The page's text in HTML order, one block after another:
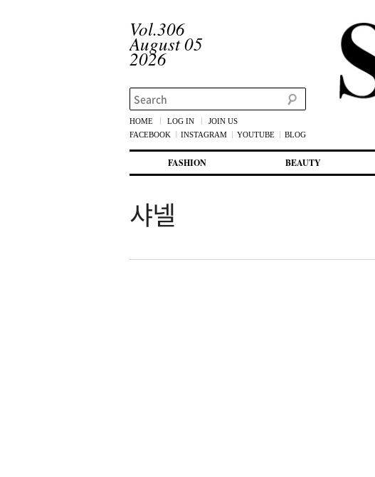
Vol.306
August 05
2026
Search
HOME LOG IN
JOIN US
FACEBOOK
INSTAGRAM YOUTUBE BLOG
첫번째 컨텐츠로 뛰어넘기
두번째 컨텐츠로 뛰어넘기
FASHION BEAUTY
샤넬